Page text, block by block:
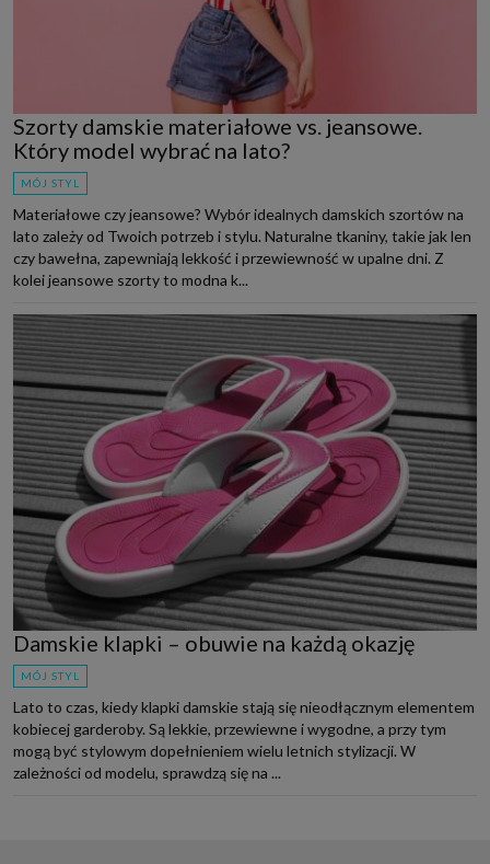
Szorty damskie materiałowe vs. jeansowe.
Który model wybrać na lato?
MÓJ STYL
Materiałowe czy jeansowe? Wybór idealnych damskich szortów na
lato zależy od Twoich potrzeb i stylu. Naturalne tkaniny, takie jak len
czy bawełna, zapewniają lekkość i przewiewność w upalne dni. Z
kolei jeansowe szorty to modna k...
Damskie klapki – obuwie na każdą okazję
MÓJ STYL
Lato to czas, kiedy klapki damskie stają się nieodłącznym elementem
kobiecej garderoby. Są lekkie, przewiewne i wygodne, a przy tym
mogą być stylowym dopełnieniem wielu letnich stylizacji. W
zależności od modelu, sprawdzą się na ...